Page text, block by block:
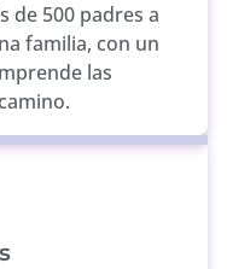
de 500 padres a
familia, con un
las